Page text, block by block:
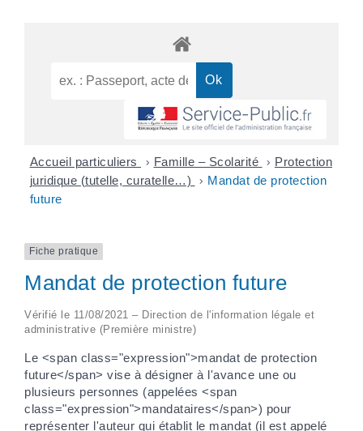
Accueil particuliers > Famille – Scolarité > Protection
juridique (tutelle, curatelle…)
> Mandat de protection
future
Fiche pratique
Mandat de protection future
Vérifié le 11/08/2021 – Direction de l'information légale et
administrative (Première ministre)
Le <span class="expression">mandat de protection
future</span> vise à désigner à l'avance une ou
plusieurs personnes (appelées <span
class="expression">mandataires</span>) pour
représenter l'auteur qui établit le mandat (il est appelé